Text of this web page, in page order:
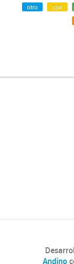
otro csv
Andino